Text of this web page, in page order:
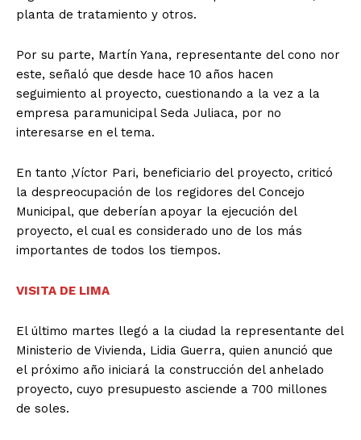
planta de tratamiento y otros.
Por su parte, Martín Yana, representante del cono nor
este, señaló que desde hace 10 años hacen
seguimiento al proyecto, cuestionando a la vez a la
empresa paramunicipal Seda Juliaca, por no
interesarse en el tema.
En tanto ,Víctor Pari, beneficiario del proyecto, criticó
la despreocupación de los regidores del Concejo
Municipal, que deberían apoyar la ejecución del
proyecto, el cual es considerado uno de los más
importantes de todos los tiempos.
VISITA DE LIMA
El último martes llegó a la ciudad la representante del
Ministerio de Vivienda, Lidia Guerra, quien anunció que
el próximo año iniciará la construcción del anhelado
proyecto, cuyo presupuesto asciende a 700 millones
de soles.